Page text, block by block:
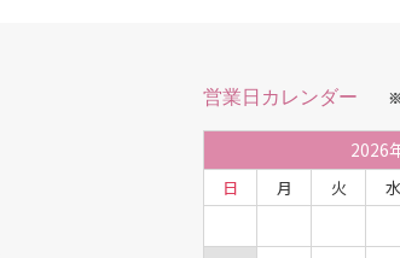
営業日カレンダー ※
2026
日 月 火 水